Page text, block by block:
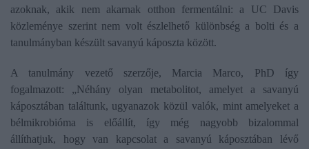
azoknak, akik nem akarnak otthon fermentálni: a UC Davis
közleménye szerint nem volt észlelhető különbség a bolti és a
tanulmányban készült savanyú káposzta között.
A tanulmány vezető szerzője, Marcia Marco, PhD így
fogalmazott: „Néhány olyan metabolitot, amelyet a savanyú
káposztában találtunk, ugyanazok közül valók, mint amelyeket a
bélmikrobióma is előállít, így még nagyobb bizalommal
állíthatjuk, hogy van kapcsolat a savanyú káposztában lévő